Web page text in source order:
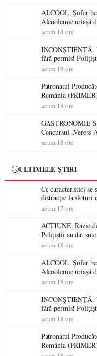
ALCOOL. Șofer
Alcoolemie uriașă
acum 18 ore
INCONȘTIENȚĂ.
fără permis!
acum 18 ore
Patronatul
România
electrică a fabricilor
acum 18 ore
GASTRONOMIE Se încing ceaunele la Satu Mare!
Concursul „Veress
spectaculoase,
acum 18 ore
ULTIMELE ȘTIRI
Ce caracteristici se
distracție la sloturi
acum 17 ore
ACȚIUNE. Razie
Polițiștii au dat
permis într-o singură
acum 18 ore
ALCOOL. Șofer
Alcoolemie uriașă
acum 18 ore
INCONȘTIENȚĂ.
fără permis!
acum 18 ore
Patronatul
România
electrică a fabricilor